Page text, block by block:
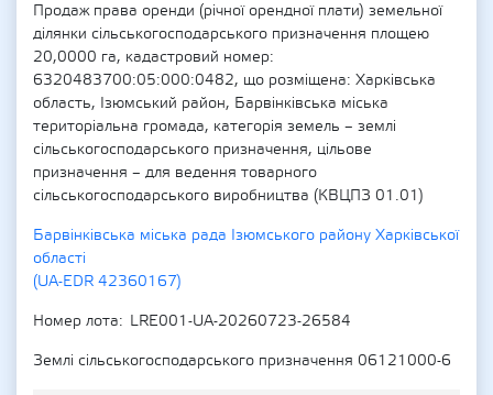
Продаж права оренди (річної орендної плати) земельної
ділянки сільськогосподарського призначення площею
20,0000 га, кадастровий номер:
6320483700:05:000:0482, що розміщена: Харківська
область, Ізюмський район, Барвінківська міська
територіальна громада, категорія земель – землі
сільськогосподарського призначення, цільове
призначення – для ведення товарного
сільськогосподарського виробництва (КВЦПЗ 01.01)
Барвінківська міська рада Ізюмського району Харківської
області
(UA-EDR 42360167)
Номер лота
LRE001-UA-20260723-26584
Землі сільськогосподарського призначення 06121000-6